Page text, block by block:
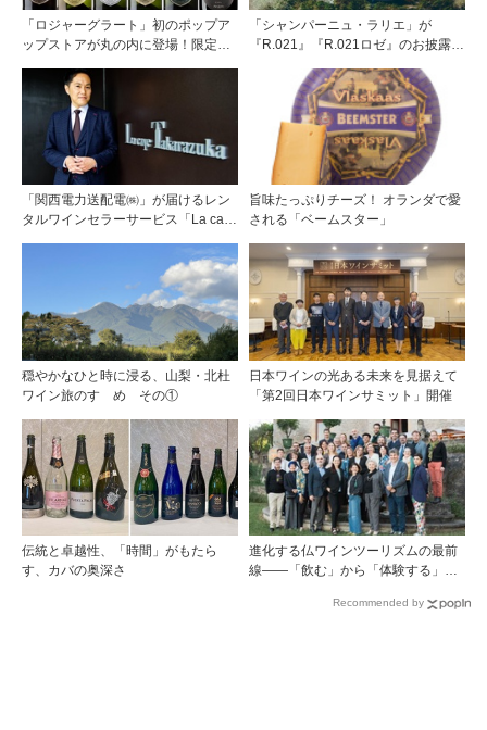
「ロジャーグラート」初のポップア
ップストアが丸の内に登場！限定キ
「シャンパーニュ・ラリエ」が
『R.021』『R.021ロゼ』のお披露目
GINZA」を開催
「関西電力送配電㈱」が届けるレン
タルワインセラーサービス「La cave
ェフソムリエの塚元 晃氏が初訪問！
旨味たっぷりチーズ！ オランダで愛
される「ベームスター」
穏やかなひと時に浸る、山梨・北杜
ワイン旅のすゝめ その①
日本ワインの光ある未来を見据えて
「第2回日本ワインサミット」開催
伝統と卓越性、「時間」がもたら
す、カバの奥深さ
進化する仏ワインツーリズムの最前
線――「飲む」から「体験する」プ
フランスのドメーヌグループ組織が
Recommended by